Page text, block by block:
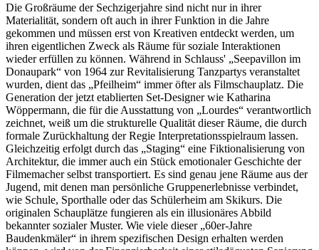
Die Großräume der Sechzigerjahre sind nicht nur in ihrer
Materialität, sondern oft auch in ihrer Funktion in die Jahre
gekommen und müssen erst von Kreativen entdeckt werden, um
ihren eigentlichen Zweck als Räume für soziale Interaktionen
wieder erfüllen zu können. Während in Schlauss' „Seepavillon im
Donaupark“ von 1964 zur Revitalisierung Tanzpartys veranstaltet
wurden, dient das „Pfeilheim“ immer öfter als Filmschauplatz. Die
Generation der jetzt etablierten Set-Designer wie Katharina
Wöppermann, die für die Ausstattung von „Lourdes“ verantwortlich
zeichnet, weiß um die strukturelle Qualität dieser Räume, die durch
formale Zurückhaltung der Regie Interpretationsspielraum lassen.
Gleichzeitig erfolgt durch das „Staging“ eine Fiktionalisierung von
Architektur, die immer auch ein Stück emotionaler Geschichte der
Filmemacher selbst transportiert. Es sind genau jene Räume aus der
Jugend, mit denen man persönliche Gruppenerlebnisse verbindet,
wie Schule, Sporthalle oder das Schülerheim am Skikurs. Die
originalen Schauplätze fungieren als ein illusionäres Abbild
bekannter sozialer Muster. Wie viele dieser „60er-Jahre
Baudenkmäler“ in ihrem spezifischen Design erhalten werden